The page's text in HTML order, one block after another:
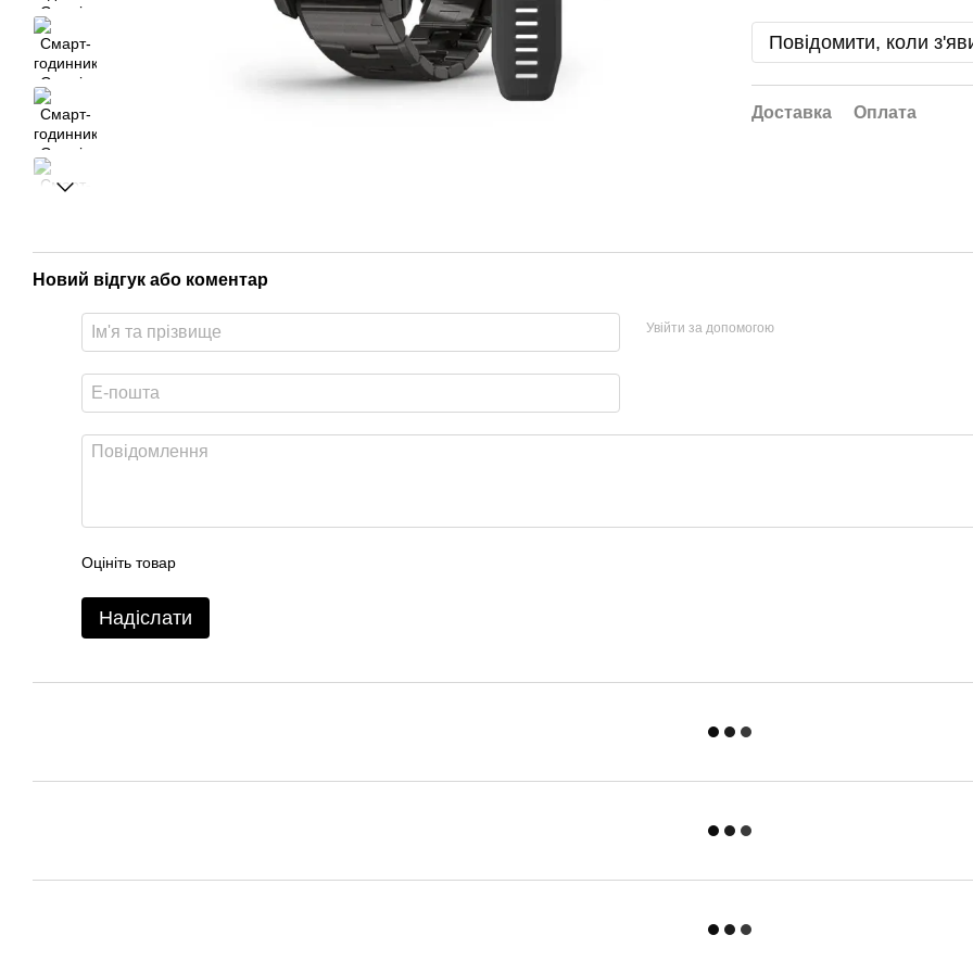
Повідомити, коли
Доставка Оплата
Новий відгук або коментар
Увійти за допомогою
Оцініть товар
Надіслати